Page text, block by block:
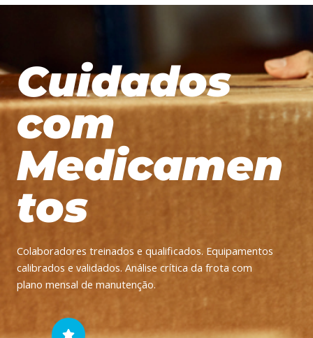
Cuidados
com
Medicamen
tos
Colaboradores treinados e qualificados. Equipamentos
calibrados e validados. Análise crítica da frota com
plano mensal de manutenção.